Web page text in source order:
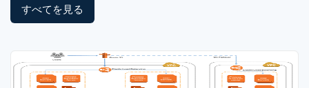
すべてを見る